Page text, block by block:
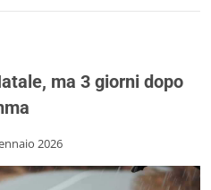
ma 3 giorni dopo
2026